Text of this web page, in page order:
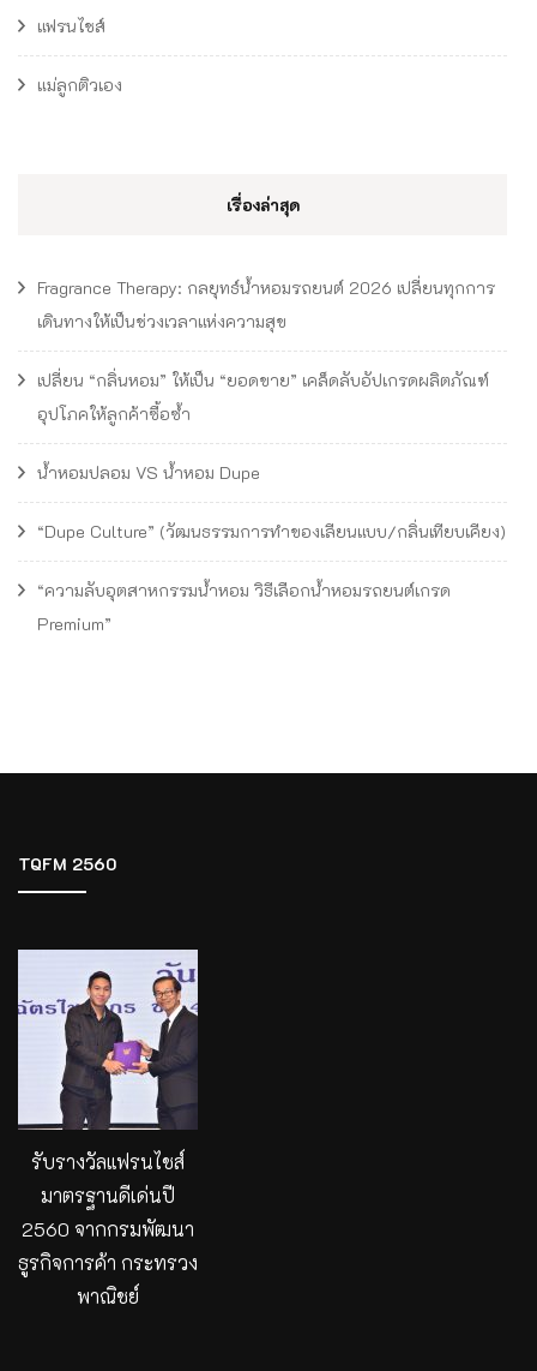
แฟรนไชส์
แม่ลูกติวเอง
เรื่องล่าสุด
Fragrance Therapy: กลยุทธ์น้ำหอมรถยนต์ 2026 เปลี่ยนทุกการ
เดินทางให้เป็นช่วงเวลาแห่งความสุข
เปลี่ยน “กลิ่นหอม” ให้เป็น “ยอดขาย” เคล็ดลับอัปเกรดผลิตภัณฑ์
อุปโภคให้ลูกค้าซื้อซ้ำ
น้ำหอมปลอม VS น้ำหอม Dupe
“Dupe Culture” (วัฒนธรรมการทำของเลียนแบบ/กลิ่นเทียบเคียง)
“ความลับอุตสาหกรรมน้ำหอม วิธีเลือกน้ำหอมรถยนต์เกรด
Premium”
TQFM 2560
รับรางวัลแฟรนไชส์
มาตรฐานดีเด่นปี
2560 จากกรมพัฒนา
ธูรกิจการค้า กระทรวง
พาณิชย์